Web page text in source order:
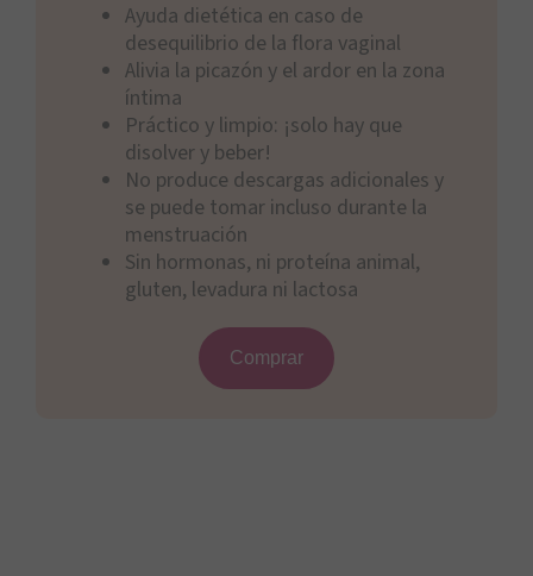
Ayuda dietética en caso de
desequilibrio de la flora vaginal
Alivia la picazón y el ardor en la zona
íntima
Práctico y limpio: ¡solo hay que
disolver y beber!
No produce descargas adicionales y
se puede tomar incluso durante la
menstruación
Sin hormonas, ni proteína animal,
gluten, levadura ni lactosa
Comprar